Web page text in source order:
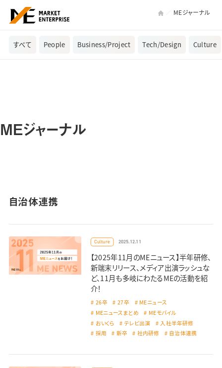
MEジャーナル
すべて People Business/Project Tech/Design Culture
MEジャーナル
自治体連携
Culture 2025.12.11
【2025年11月のMEニュース】半年研修、
新端末リリース、メディア出演ラッシュな
ど、11月も多岐にわたるMEの活動を紹
介！
26卒 27卒 MEニュース
MEニュースまとめ
MEモバイル
おいくら
テレビ出演
入社半年研修
採用
新卒 社内研修 自治体連携